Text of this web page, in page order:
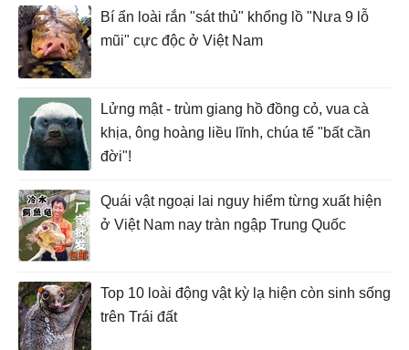
Bí ẩn loài rắn "sát thủ" khổng lồ "Nưa 9 lỗ
mũi" cực độc ở Việt Nam
Lửng mật - trùm giang hồ đồng cỏ, vua cà
khịa, ông hoàng liều lĩnh, chúa tể "bất cần
đời"!
Quái vật ngoại lai nguy hiểm từng xuất hiện
ở Việt Nam nay tràn ngập Trung Quốc
Top 10 loài động vật kỳ lạ hiện còn sinh sống
trên Trái đất